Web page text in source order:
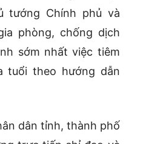
tướng Chính phủ và
phòng, chống dịch
sớm nhất việc tiêm
tuổi theo hướng dẫn
dân tỉnh, thành phố